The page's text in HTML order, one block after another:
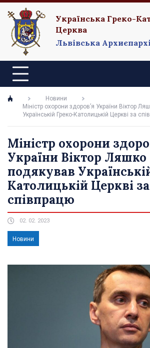
Українська Греко-
Церква
Львівська
Новини
Міністр охорони здоров’я України Віктор
Українській Греко-Католицькій Церкві за
Міністр охорони
України Віктор Ляшко
подякував
Католицькій Церкві за
співпрацю
02. 02. 2023
Новини